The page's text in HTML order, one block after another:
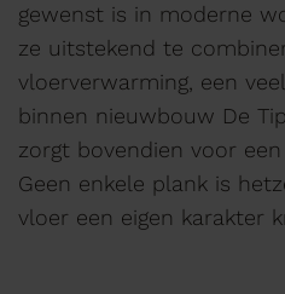
gewenst is in moderne
ze uitstekend te
vloerverwarming, een
binnen nieuwbouw De
zorgt bovendien voor
Geen enkele plank is
vloer een eigen karakter